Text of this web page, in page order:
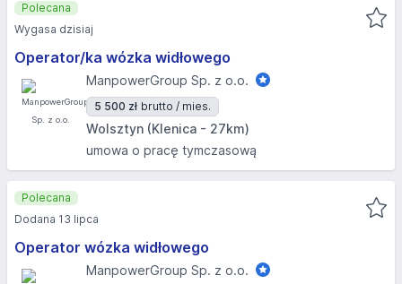
Operator/ka wózka widłowego
ManpowerGroup Sp. z o.o.
5 500 zł brutto / mies.
Wolsztyn (Klenica - 27km)
umowa o pracę tymczasową
Polecana
Wygasa dzisiaj
Operator wózka widłowego
ManpowerGroup Sp. z o.o.
Polecana
Dodana 13 lipca